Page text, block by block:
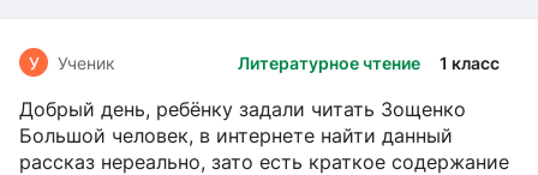
Литературное чтение 1 класс
У Ученик
Добрый день, ребёнку задали читать Зощенко
Большой человек, в интернете найти данный
рассказ нереально, зато есть краткое содержание